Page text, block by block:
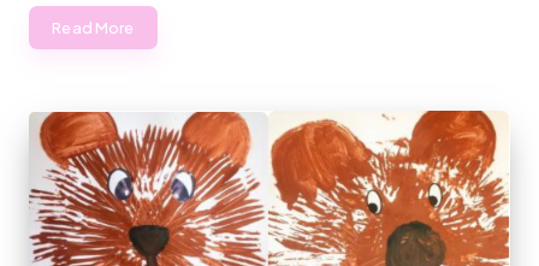
Read More